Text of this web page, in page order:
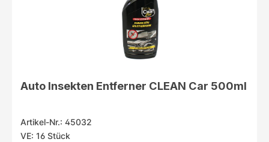
Auto Insekten Entferner CLEAN Car 500ml
Artikel-Nr.: 45032
VE: 16 Stück